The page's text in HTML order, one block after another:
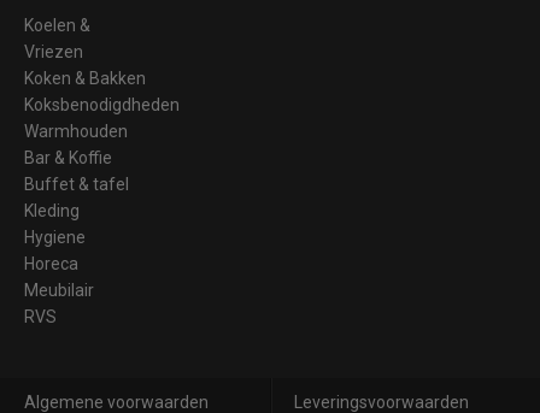
Koelen &
Vriezen
Koken & Bakken
Koksbenodigdheden
Warmhouden
Bar & Koffie
Buffet & tafel
Kleding
Hygiene
Horeca
Meubilair
RVS
Algemene voorwaarden Leveringsvoorwaarden